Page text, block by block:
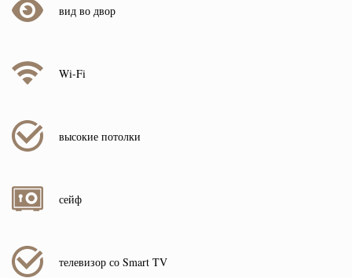
вид во двор
Wi-Fi
высокие потолки
сейф
телевизор со Smart TV